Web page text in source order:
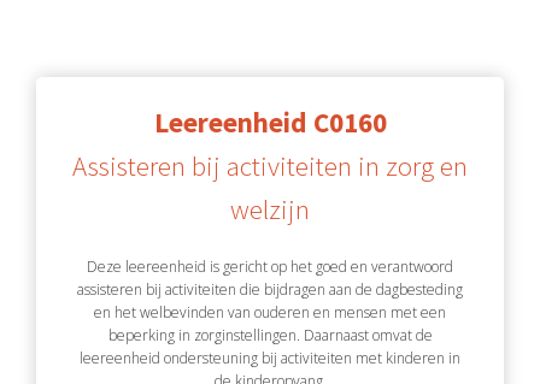
Leereenheid C0160
Assisteren bij activiteiten in zorg en
welzijn
Deze leereenheid is gericht op het goed en verantwoord
assisteren bij activiteiten die bijdragen aan de dagbesteding
en het welbevinden van ouderen en mensen met een
beperking in zorginstellingen. Daarnaast omvat de
leereenheid ondersteuning bij activiteiten met kinderen in